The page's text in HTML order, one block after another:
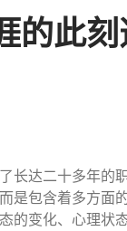
的此
长达二十多年的
是包含着多方面
的变化、心理状